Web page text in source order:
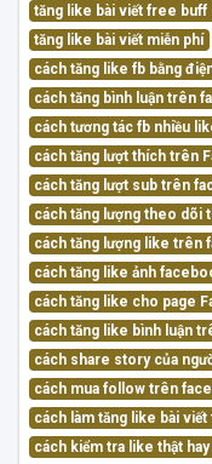
tăng like bài viết free
tăng like bài viết miễn phí
cách tăng like fb bằng
cách tăng bình luận trên
cách tương tác fb nhiều
cách tăng lượt thích trên
cách tăng lượt sub trên
cách tăng lượng theo dõi
cách tăng lượng like trên
cách tăng like ảnh
cách tăng like cho page
cách tăng like bình luận
cách share story của
cách mua follow trên
cách làm tăng like bài
cách kiểm tra like thật